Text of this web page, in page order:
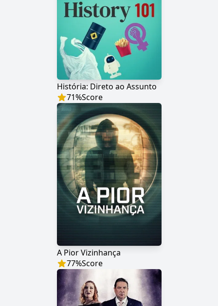
História: Direto ao Assunto
71%Score
A Pior Vizinhança
77%Score